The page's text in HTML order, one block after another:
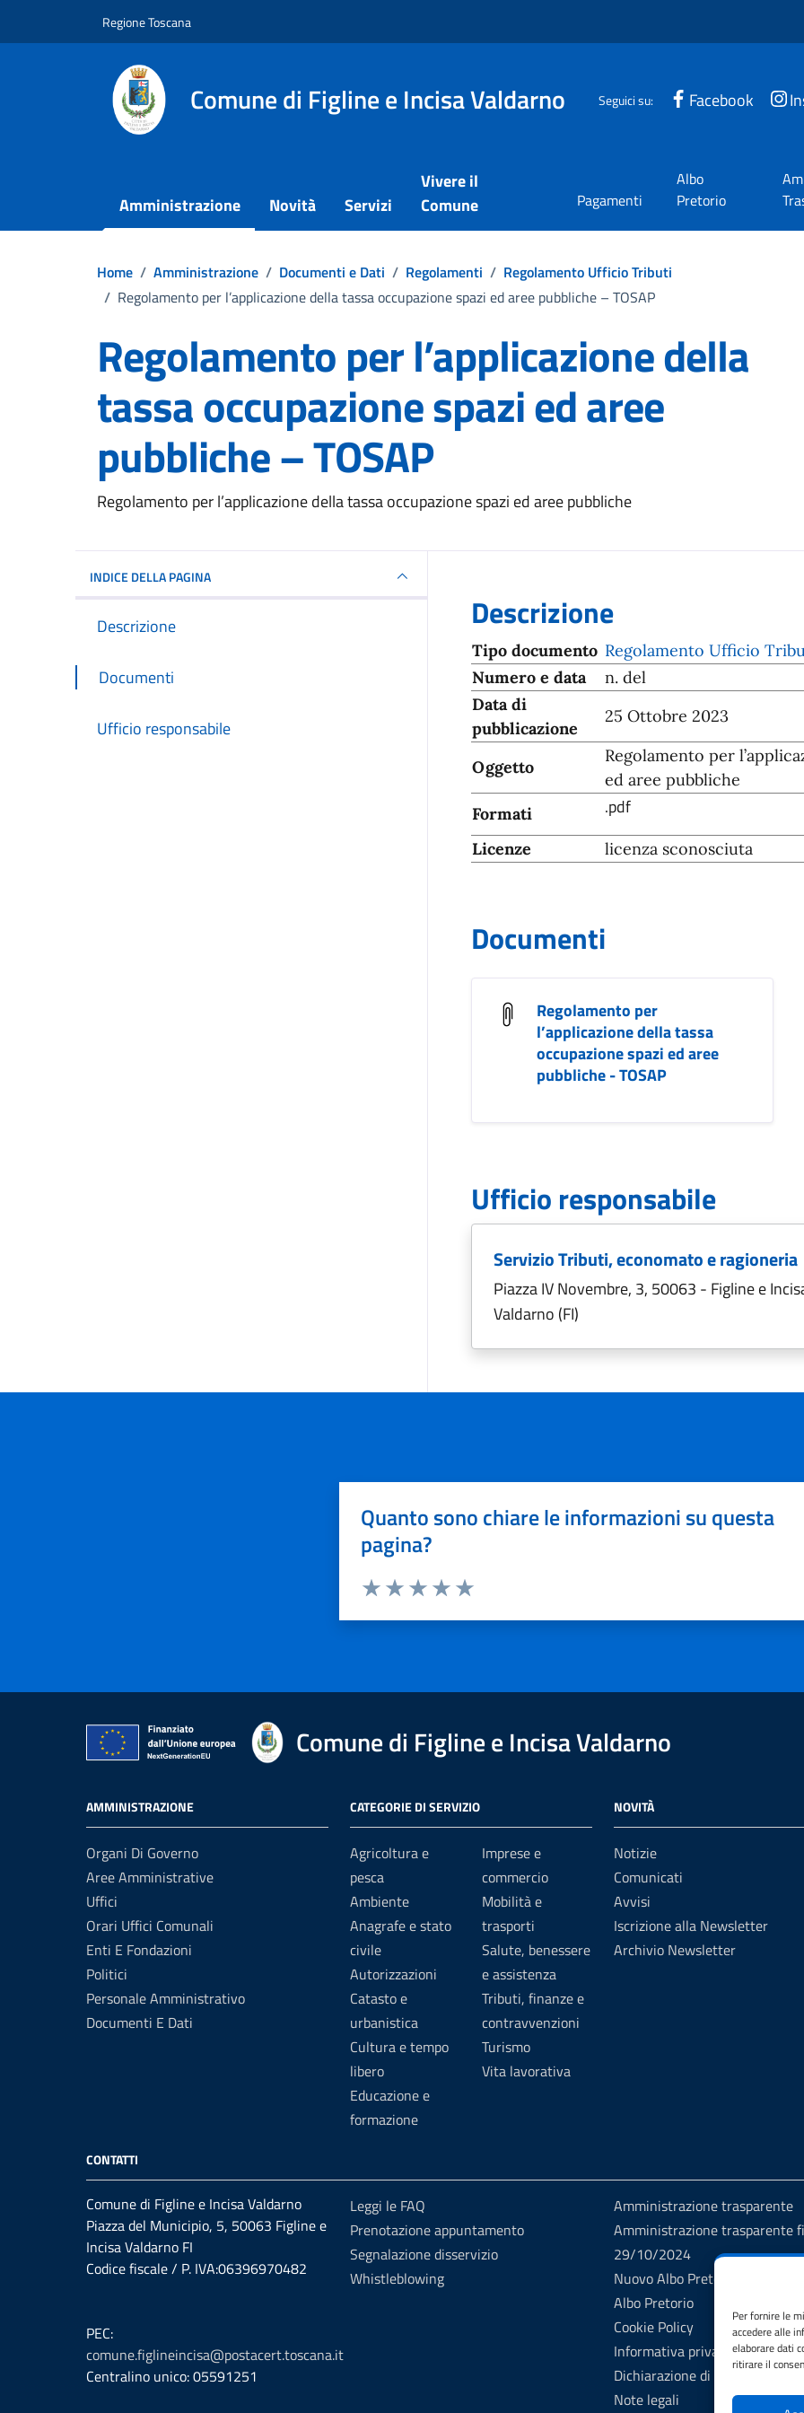
Per fornire le
accedere alle
elaborare dati
ritirare il
Regione Toscana
Comune di Figline e Incisa Valdarno Seguici su: Facebook
Amministrazione Novità Servizi
Vivere il
Comune
Pagamenti
Albo
Pretorio
Home / Amministrazione / Documenti e Dati / Regolamenti / Regolamento Ufficio Tributi
/ Regolamento per l’applicazione della tassa occupazione spazi ed aree pubbliche – TOSAP
Regolamento per l’applicazione della
tassa occupazione spazi ed aree
pubbliche – TOSAP
Dettagli del documento
Regolamento per l’applicazione della tassa occupazione spazi ed aree pubbliche
INDICE DELLA PAGINA
Descrizione
Documenti
Ufficio responsabile
Descrizione
Tipo documento Regolamento Ufficio
Numero e data
n. del
Data di
pubblicazione
25 Ottobre 2023
Oggetto
Regolamento per
ed aree pubbliche
Formati
.pdf
Licenze licenza sconosciuta
Documenti
Regolamento per
l’applicazione della tassa
occupazione spazi ed aree
pubbliche - TOSAP
Ufficio responsabile
Servizio Tributi, economato e ragioneria
Piazza IV Novembre, 3, 50063 - Figline e
Valdarno (FI)
Quanto sono chiare le informazioni su questa
pagina?
Comune di Figline e Incisa Valdarno
AMMINISTRAZIONE
Organi Di Governo
Aree Amministrative
Uffici
Orari Uffici Comunali
Enti E Fondazioni
Politici
Personale Amministrativo
Documenti E Dati
CATEGORIE DI SERVIZIO
Agricoltura e
pesca
Ambiente
Anagrafe e stato
civile
Autorizzazioni
Catasto e
urbanistica
Cultura e tempo
libero
Educazione e
formazione
Imprese e
commercio
Mobilità e
trasporti
Salute, benessere
e assistenza
Tributi, finanze e
contravvenzioni
Turismo
Vita lavorativa
NOVITÀ
Notizie
Comunicati
Avvisi
Iscrizione alla Newsletter
Archivio Newsletter
CONTATTI
Comune di Figline e Incisa Valdarno
Piazza del Municipio, 5, 50063 Figline e
Incisa Valdarno FI
Codice fiscale / P. IVA:06396970482
PEC:
comune.figlineincisa@postacert.toscana.it
Centralino unico: 05591251
Leggi le FAQ
Prenotazione appuntamento
Segnalazione disservizio
Whistleblowing
Amministrazione trasparente
Amministrazione trasparente
29/10/2024
Nuovo Albo Pretorio
Albo Pretorio
Cookie Policy
Informativa privacy
Dichiarazione di accessibilità
Note legali